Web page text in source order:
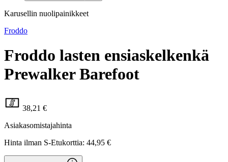
Karusellin nuolipainikkeet
Froddo
Froddo lasten ensiaskelkenkä
Prewalker Barefoot
38,21 €
Asiakasomistajahinta
Hinta ilman S-Etukorttia: 44,95 €